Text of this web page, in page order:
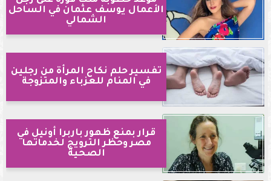
الأعمال يوسف عثمان في الساحل
الشمالي
تفسير حلم نكاح المرأة من رجلين
في المنام للعزباء والمتزوجة
قرار بمنع ظهور باربرا أونيل في
مصر وحظر الترويج لخدماتها
الصحية